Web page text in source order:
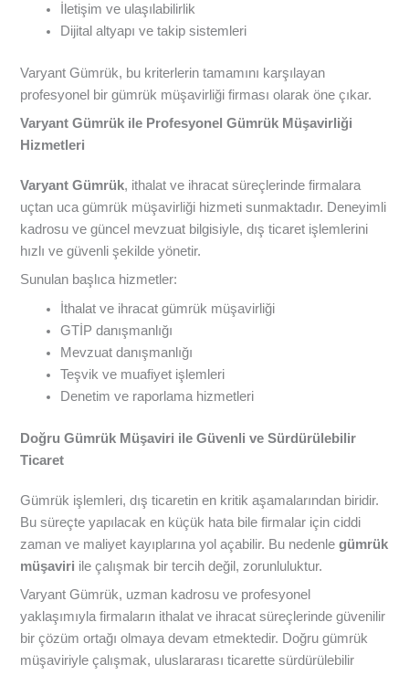
İletişim ve ulaşılabilirlik
Dijital altyapı ve takip sistemleri
Varyant Gümrük, bu kriterlerin tamamını karşılayan
profesyonel bir gümrük müşavirliği firması olarak öne çıkar.
Varyant Gümrük ile Profesyonel Gümrük Müşavirliği
Hizmetleri
Varyant Gümrük, ithalat ve ihracat süreçlerinde firmalara
uçtan uca gümrük müşavirliği hizmeti sunmaktadır. Deneyimli
kadrosu ve güncel mevzuat bilgisiyle, dış ticaret işlemlerini
hızlı ve güvenli şekilde yönetir.
Sunulan başlıca hizmetler:
İthalat ve ihracat gümrük müşavirliği
GTİP danışmanlığı
Mevzuat danışmanlığı
Teşvik ve muafiyet işlemleri
Denetim ve raporlama hizmetleri
Doğru Gümrük Müşaviri ile Güvenli ve Sürdürülebilir
Ticaret
Gümrük işlemleri, dış ticaretin en kritik aşamalarından biridir.
Bu süreçte yapılacak en küçük hata bile firmalar için ciddi
zaman ve maliyet kayıplarına yol açabilir. Bu nedenlegümrük
müşaviri ile çalışmak bir tercih değil, zorunluluktur.
Varyant Gümrük, uzman kadrosu ve profesyonel
yaklaşımıyla firmaların ithalat ve ihracat süreçlerinde güvenilir
bir çözüm ortağı olmaya devam etmektedir. Doğru gümrük
müşaviriyle çalışmak, uluslararası ticarette sürdürülebilir